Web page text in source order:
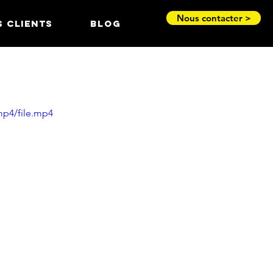
Nous contacter >
CLIENTS BLOG
file.mp4